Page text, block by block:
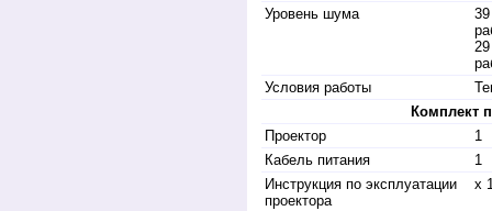
Уровень шума
Условия работы
Комплект
Проектор
1
Кабель питания
1
Инструкция по эксплуатации
проектора
х